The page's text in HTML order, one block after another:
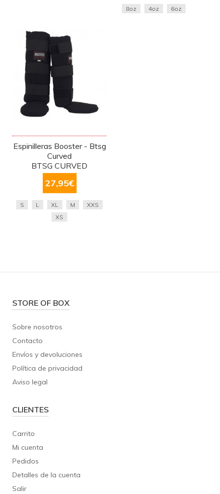
8oz 4oz 6oz
Espinilleras Booster - Btsg
Curved
BTSG CURVED
27,95€
S L XL M
XXS
XS
STORE OF BOX
Sobre nosotros
Contacto
Envíos y devoluciones
Política de privacidad
Aviso legal
CLIENTES
Carrito
Mi cuenta
Pedidos
Detalles de la cuenta
Salir